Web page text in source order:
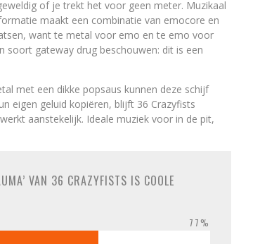
of je trekt het voor geen meter. Muzikaal
maakt een combinatie van emocore en
want te metal voor emo en te emo voor
soort gateway drug beschouwen: dit is een
met een dikke popsaus kunnen deze schijf
eigen geluid kopiëren, blijft 36 Crazyfists
aanstekelijk. Ideale muziek voor in de pit,
VAN 36 CRAZYFISTS IS COOLE
77%